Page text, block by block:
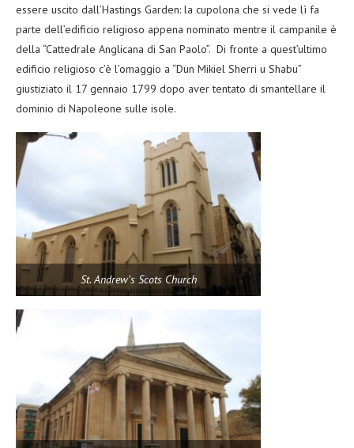
essere uscito dall’Hastings Garden: la cupolona che si vede lì fa
parte dell’edificio religioso appena nominato mentre il campanile è
della “Cattedrale Anglicana di San Paolo”. Di fronte a quest’ultimo
edificio religioso c’è l’omaggio a “Dun Mikiel Sherri u Shabu”
giustiziato il 17 gennaio 1799 dopo aver tentato di smantellare il
dominio di Napoleone sulle isole.
St. Andrew’s Scots Church